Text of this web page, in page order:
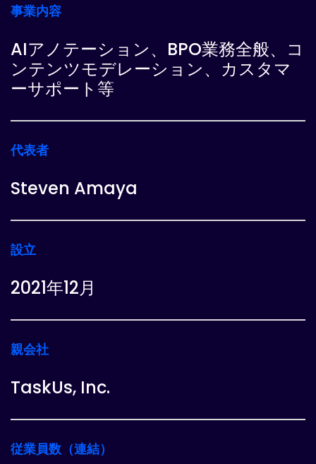
事業内容
AIアノテーション、BPO業務全般、コ
ンテンツモデレーション、カスタマ
ーサポート等
代表者
Steven Amaya
設立
2021年12月
親会社
TaskUs, Inc.
従業員数（連結）